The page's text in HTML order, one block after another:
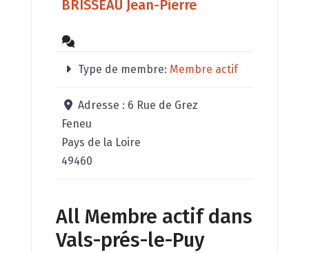
BRISSEAU Jean-Pierre
Type de membre: Membre actif
Adresse : 6 Rue de Grez
Feneu
Pays de la Loire
49460
All Membre actif dans
Vals-prés-le-Puy